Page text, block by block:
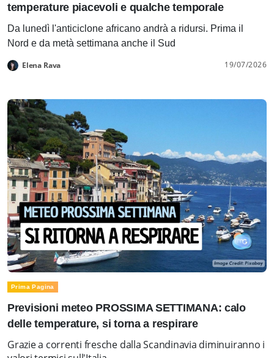
temperature piacevoli e qualche temporale
Da lunedì l'anticiclone africano andrà a ridursi. Prima il
Nord e da metà settimana anche il Sud
Elena Rava 19/07/2026
Prima Pagina
Previsioni meteo PROSSIMA SETTIMANA: calo
delle temperature, si torna a respirare
Grazie a correnti fresche dalla Scandinavia diminuiranno i